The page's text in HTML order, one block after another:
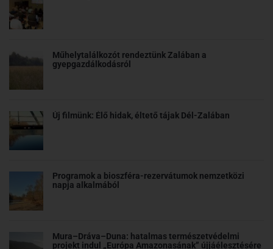
Műhelytalálkozót rendeztünk Zalában a
gyepgazdálkodásról
Új filmünk: Élő hidak, éltető tájak Dél-Zalában
Programok a bioszféra-rezervátumok nemzetközi
napja alkalmából
Mura–Dráva–Duna: hatalmas természetvédelmi
projekt indul „Európa Amazonasának” újjáélesztésére